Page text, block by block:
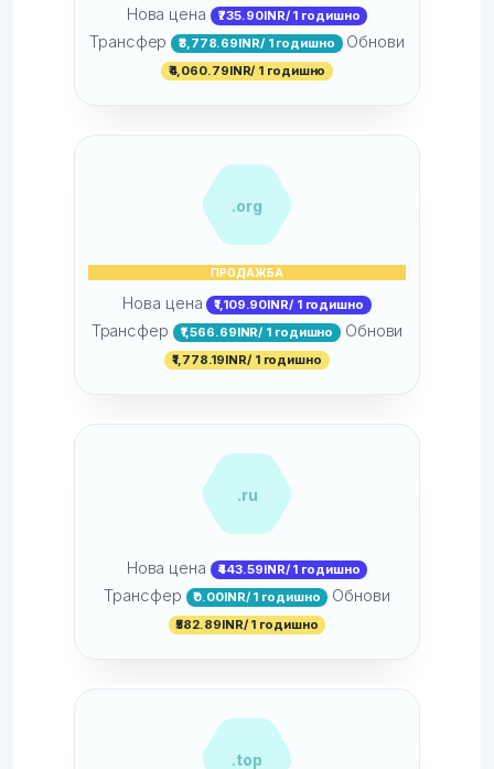
Нова цена ₹735.90INR/ 1 годишно
Трансфер ₹3,778.69INR/ 1 годишно Обнови
₹4,060.79INR/ 1 годишно
.org
ПРОДАЖБА
Нова цена ₹1,109.90INR/ 1 годишно
Трансфер ₹1,566.69INR/ 1 годишно Обнови
₹1,778.19INR/ 1 годишно
.ru
Нова цена ₹443.59INR/ 1 годишно
Трансфер ₹0.00INR/ 1 годишно Обнови
₹582.89INR/ 1 годишно
.top